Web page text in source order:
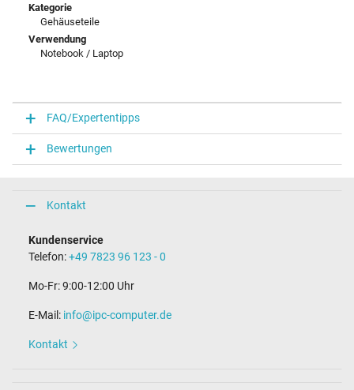
Kategorie
Gehäuseteile
Verwendung
Notebook / Laptop
FAQ/Expertentipps
Bewertungen
Kontakt
Kundenservice
Telefon:+49 7823 96 123 - 0
Mo-Fr: 9:00-12:00 Uhr
E-Mail: info@ipc-computer.de
Kontakt